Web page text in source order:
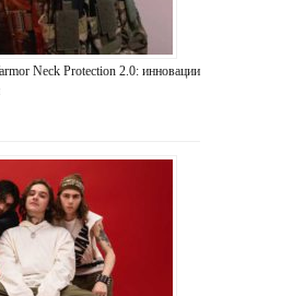
Neck Protection 2.0: инновации